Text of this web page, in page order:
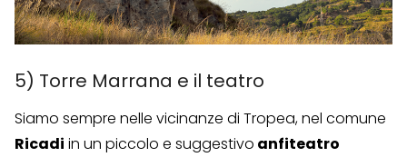
5) Torre Marrana e il teatro
Siamo sempre nelle vicinanze di Tropea, nel comune
Ricadi in un piccolo e suggestivo anfiteatro